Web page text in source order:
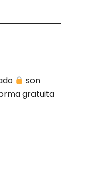
son
gratuita